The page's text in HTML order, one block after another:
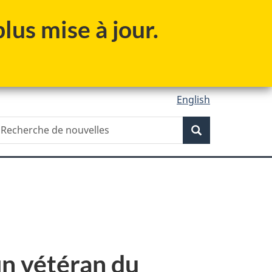
mise à jour.
English
Recherche
vétéran du